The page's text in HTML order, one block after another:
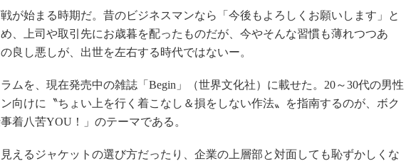
が始まる時期だ。昔のビジネスマンなら「今後もよろしくお願いします」と
、上司や取引先にお歳暮を配ったものだが、今やそんな習慣も薄れつつあ
良し悪しが、出世を左右する時代ではないー。
ムを、現在発売中の雑誌「Begin」（世界文化社）に載せた。20～30代の男性
向けに〝ちょい上を行く着こなし＆損をしない作法〟を指南するのが、ボク
着八苦YOU！」のテーマである。
えるジャケットの選び方だったり、企業の上層部と対面しても恥ずかしくな